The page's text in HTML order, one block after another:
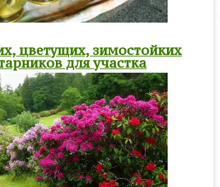
цветущих, зимостойких
для участка